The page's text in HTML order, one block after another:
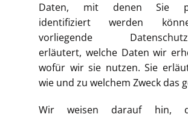
Daten, mit denen Sie
identifiziert werden
vorliegende
erläutert, welche Daten wir
wofür wir sie nutzen. Sie
wie und zu welchem Zweck das
Wir weisen darauf hin,